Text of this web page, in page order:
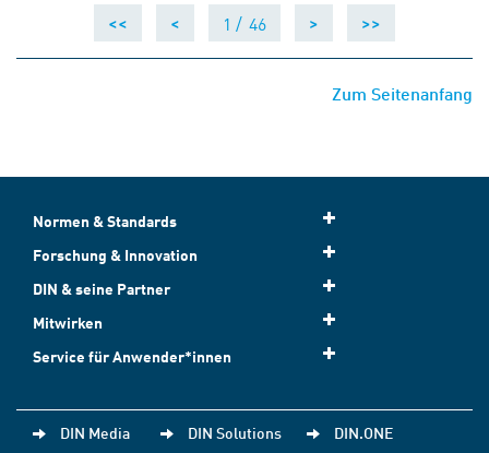
<< < 1 / 46 > >>
Zum Seitenanfang
Normen & Standards
Forschung & Innovation
DIN & seine Partner
Mitwirken
Service für Anwender*innen
DIN Media DIN Solutions DIN.ONE